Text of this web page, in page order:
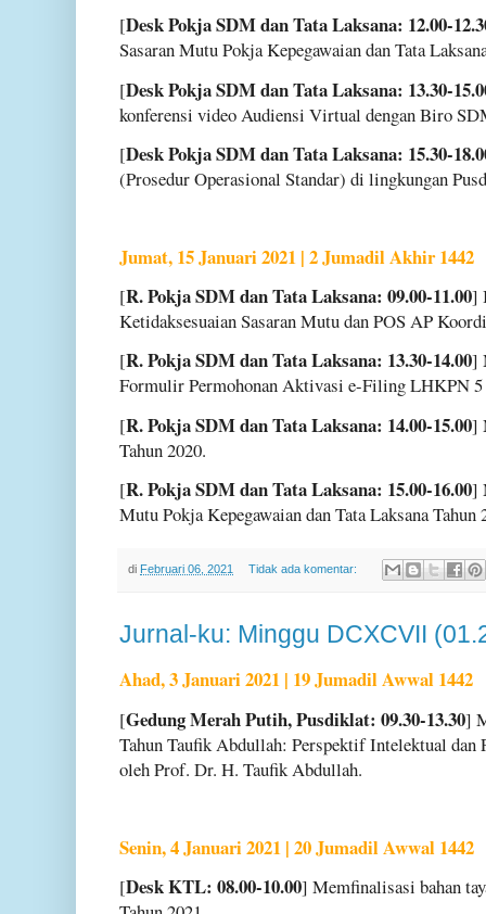
[Desk Pokja SDM dan Tata Laksana: 12.00-
Sasaran Mutu Pokja Kepegawaian dan Tata
[Desk Pokja SDM dan Tata Laksana: 13.30-
konferensi video Audiensi Virtual dengan Biro
[Desk Pokja SDM dan Tata Laksana: 15.30-
(Prosedur Operasional Standar) di lingkungan
Jumat, 15 Januari 2021 | 2 Jumadil Akhir 1442
[R. Pokja SDM dan Tata Laksana: 09.00-11.00]
Ketidaksesuaian Sasaran Mutu dan POS AP
[R. Pokja SDM dan Tata Laksana: 13.30-14.00]
Formulir Permohonan Aktivasi e-Filing LHKPN 5
[R. Pokja SDM dan Tata Laksana: 14.00-15.00]
Tahun 2020.
[R. Pokja SDM dan Tata Laksana: 15.00-16.00]
Mutu Pokja Kepegawaian dan Tata Laksana Tahun
di Februari 06, 2021 Tidak ada komentar:
Jurnal-ku: Minggu DCXCVII
Ahad, 3 Januari 2021 | 19 Jumadil Awwal 1442
[Gedung Merah Putih, Pusdiklat: 09.30-13.30]
Tahun Taufik Abdullah: Perspektif Intelektual dan
oleh Prof. Dr. H. Taufik Abdullah.
Senin, 4 Januari 2021 | 20 Jumadil Awwal 1442
[Desk KTL: 08.00-10.00] Memfinalisasi bahan